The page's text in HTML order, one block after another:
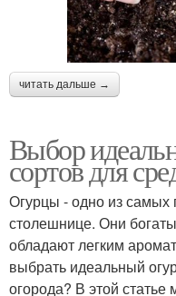
читать дальше →
Выбор
сортов для
Огурцы - одно из
столешнице. Они
обладают легким
выбрать идеальный
огорода? В этой